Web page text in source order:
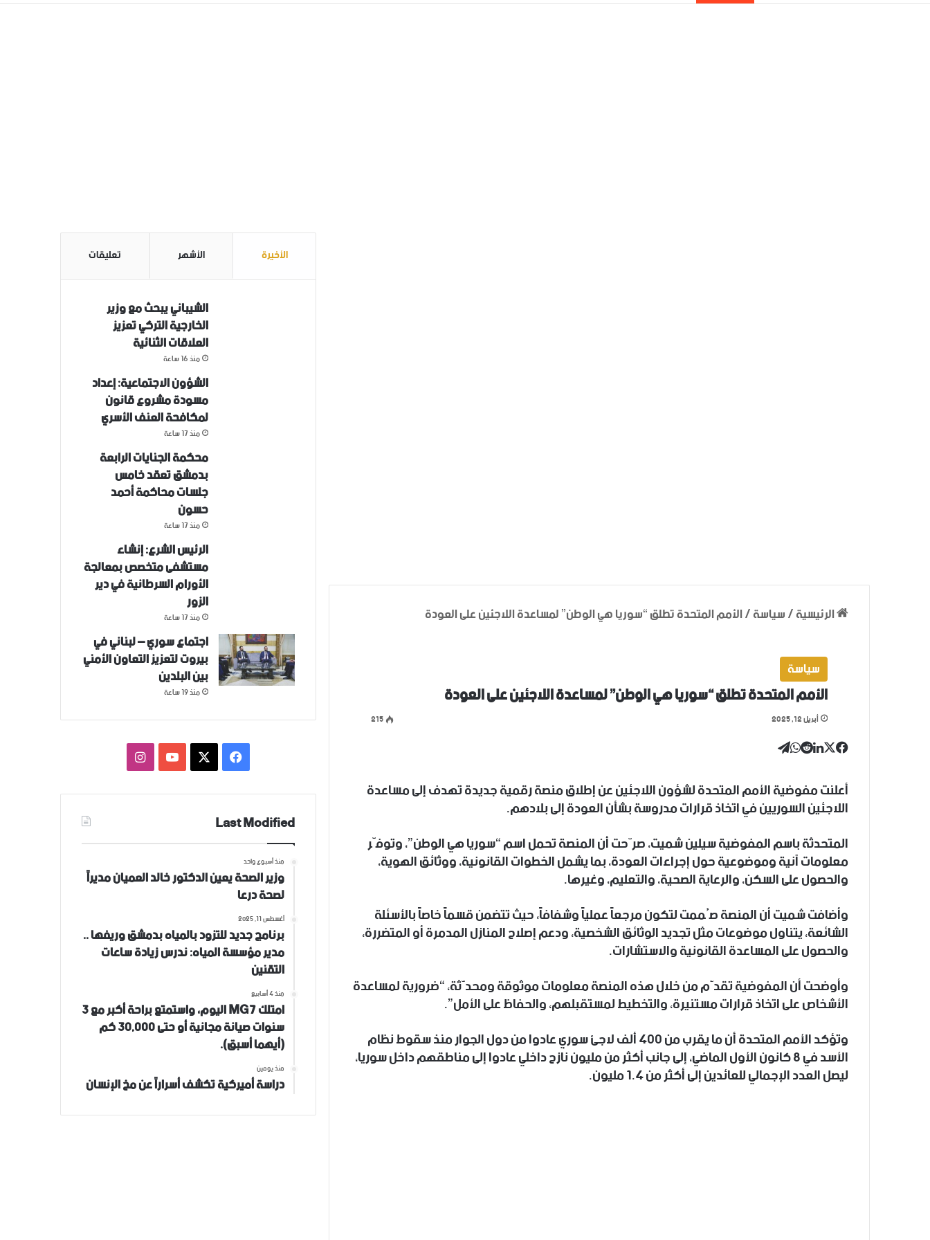
الرئيسية/سياسة/الأمم المتحدة تطلق “سوريا هي الوطن” لمساعدة اللاجئين على العودة
سياسة
الأمم المتحدة تطلق “سوريا هي الوطن” لمساعدة اللاجئين على العودة
أبريل 12, 2025 215
فيسبوك‫Xلينكدإن
واتساب
تيلقرام
أعلنت مفوضية الأمم المتحدة لشؤون اللاجئين عن إطلاق منصة رقمية جديدة تهدف إلى مساعدة
اللاجئين السوريين في اتخاذ قرارات مدروسة بشأن العودة إلى بلادهم.
المتحدثة باسم المفوضية سيلين شميت، صرّحت أن المنصة تحمل اسم “سوريا هي الوطن”، وتوفّر
معلومات آنية وموضوعية حول إجراءات العودة، بما يشمل الخطوات القانونية، ووثائق الهوية،
والحصول على السكن، والرعاية الصحية، والتعليم، وغيرها.
وأضافت شميت أن المنصة صُممت لتكون مرجعاً عملياً وشفافاً، حيث تتضمن قسماً خاصاً بالأسئلة
الشائعة، يتناول موضوعات مثل تجديد الوثائق الشخصية، ودعم إصلاح المنازل المدمرة أو المتضررة،
والحصول على المساعدة القانونية والاستشارات.
وأوضحت أن المفوضية تقدّم من خلال هذه المنصة معلومات موثوقة ومحدّثة، “ضرورية لمساعدة
الأشخاص على اتخاذ قرارات مستنيرة، والتخطيط لمستقبلهم، والحفاظ على الأمل”.
وتؤكد الأمم المتحدة أن ما يقرب من 400 ألف لاجئ سوري عادوا من دول الجوار منذ سقوط نظام
الأسد في 8 كانون الأول الماضي، إلى جانب أكثر من مليون نازح داخلي عادوا إلى مناطقهم داخل سوريا،
ليصل العدد الإجمالي للعائدين إلى أكثر من 1.4 مليون.
الأخيرة الأشهر تعليقات
الشيباني يبحث مع وزير
الخارجية التركي تعزيز
العلاقات الثنائية
منذ 16 ساعة
الشؤون الاجتماعية: إعداد
مسودة مشروع قانون
لمكافحة العنف الأسري ‏
منذ 17 ساعة
محكمة الجنايات الرابعة
بدمشق تعقد خامس
جلسات محاكمة أحمد
حسون
منذ 17 ساعة
الرئيس الشرع: إنشاء
‌‏مستشفى متخصص بمعالجة
الأورام السرطانية في دير
الزور
منذ 17 ساعة
اجتماع سوري – لبناني في
بيروت لتعزيز التعاون ‏الأمني
‏بين البلدين
منذ 19 ساعة
فيسبوك ‫YouTubeانستقرام
Last Modified
منذ أسبوع واحد
وزير الصحة يعين الدكتور خالد العميان مديراً
لصحة درعا
أغسطس 11, 2025
برنامج جديد للتزود بالمياه بدمشق وريفها ..
مدير مؤسسة المياه: ندرس زيادة ساعات
التقنين
منذ 4 أسابيع
امتلك MG7 اليوم، واستمتع براحة أكبر مع 3
سنوات صيانة مجانية أو حتى 30,000 كم
(أيهما أسبق).
منذ يومين
دراسة أميركية تكشف أسراراً عن مخ الإنسان